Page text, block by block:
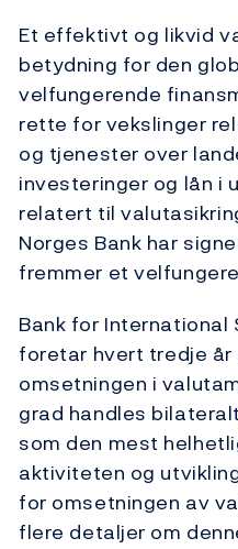
Et effektivt og likvid
betydning for den
velfungerende
rette for vekslinger
og tjenester over
investeringer og lån i
relatert til
Norges Bank har
fremmer et
Bank for International
foretar hvert tredje år
omsetningen i
grad handles bilateralt
som den mest
aktiviteten og
for omsetningen av
flere detaljer om